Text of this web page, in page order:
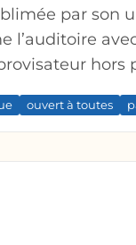
par son
l’auditoire
gestion et
ouvert à toutes